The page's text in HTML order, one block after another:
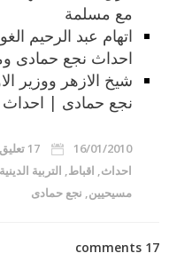
مع مسلمة
اتهام عبد الرحيم
احداث نجع حمادى
شيخ الازهر ووزير
نجع حمادى |
16/01/2010 17 تعليق
احداث, اقباط, التربية الدينية
مسيحيين, نجع حمادى
17 comments